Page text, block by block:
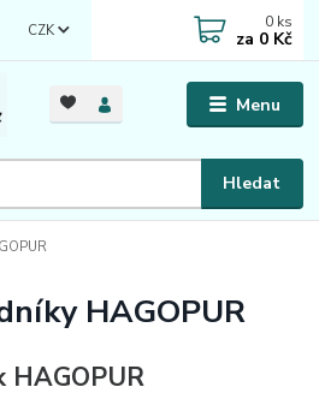
Menu
CZK
Hledat
0 ks
za 0 Kč
HAGOPUR
HAGOPUR